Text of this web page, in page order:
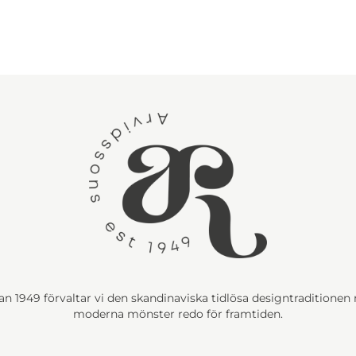
1949 förvaltar vi den skandinaviska tidlösa designtraditionen
moderna mönster redo för framtiden.